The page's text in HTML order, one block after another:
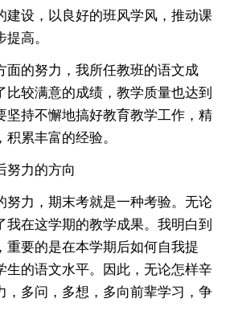
建设，以良好的班风学风，推动课
高。
面的努力，我所任教班的语文成
比较满意的成绩，教学质量也达到
坚持不懈地搞好教育教学工作，精
累丰富的经验。
努力的方向
努力，期末考就是一种考验。无论
我在这学期的教学成果。我明白到
重要的是在本学期后如何自我提
生的语文水平。因此，无论怎样辛
，多问，多想，多向前辈学习，争